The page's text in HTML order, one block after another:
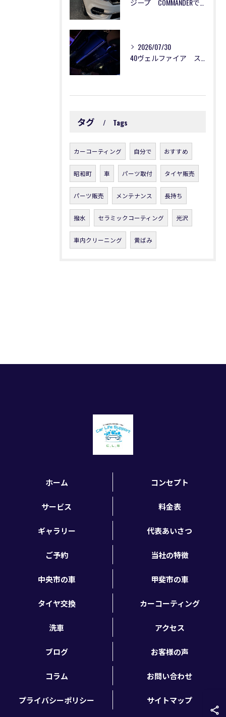
2026/07/30
タグ Tags
カーコーティング 自分で おすすめ
昭和町 車 パーツ取付 タイヤ販売
パーツ販売 メンテナンス 長持ち
撥水 セラミックコーティング 光沢
車内クリーニング 黄ばみ
ホーム コンセプト
サービス 料金表
ギャラリー 代表あいさつ
ご予約 当社の特徴
中央市の車 甲斐市の車
タイヤ交換 カーコーティング
洗車 アクセス
ブログ お客様の声
コラム お問い合わせ
プライバシーポリシー サイトマップ